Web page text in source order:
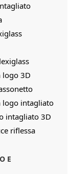
logo 3D
logo intagliato
intagliato 3D
riflessa
E